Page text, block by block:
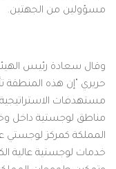
مسؤولين من الجهتين.
وقال سعادة رئيس
حريري "إن هذه المنطقة
مستهدفات
مناطق لوجستية داخل
المملكة كمركز لوجستي
خدمات لوجستية عالية